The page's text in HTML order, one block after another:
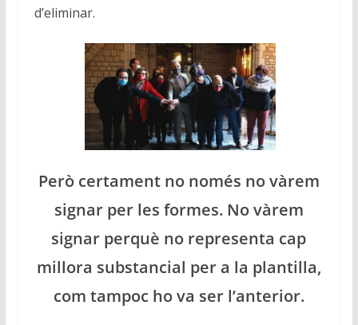
d’eliminar.
Però certament no només no vàrem
signar per les formes. No vàrem
signar perquè no representa cap
millora substancial per a la plantilla,
com tampoc ho va ser l’anterior.